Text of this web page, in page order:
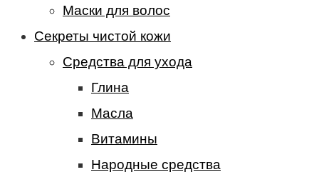
Маски для волос
Секреты чистой кожи
Средства для ухода
Глина
Масла
Витамины
Народные средства